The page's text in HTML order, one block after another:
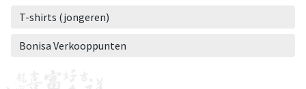
T-shirts (jongeren)
Bonisa Verkooppunten